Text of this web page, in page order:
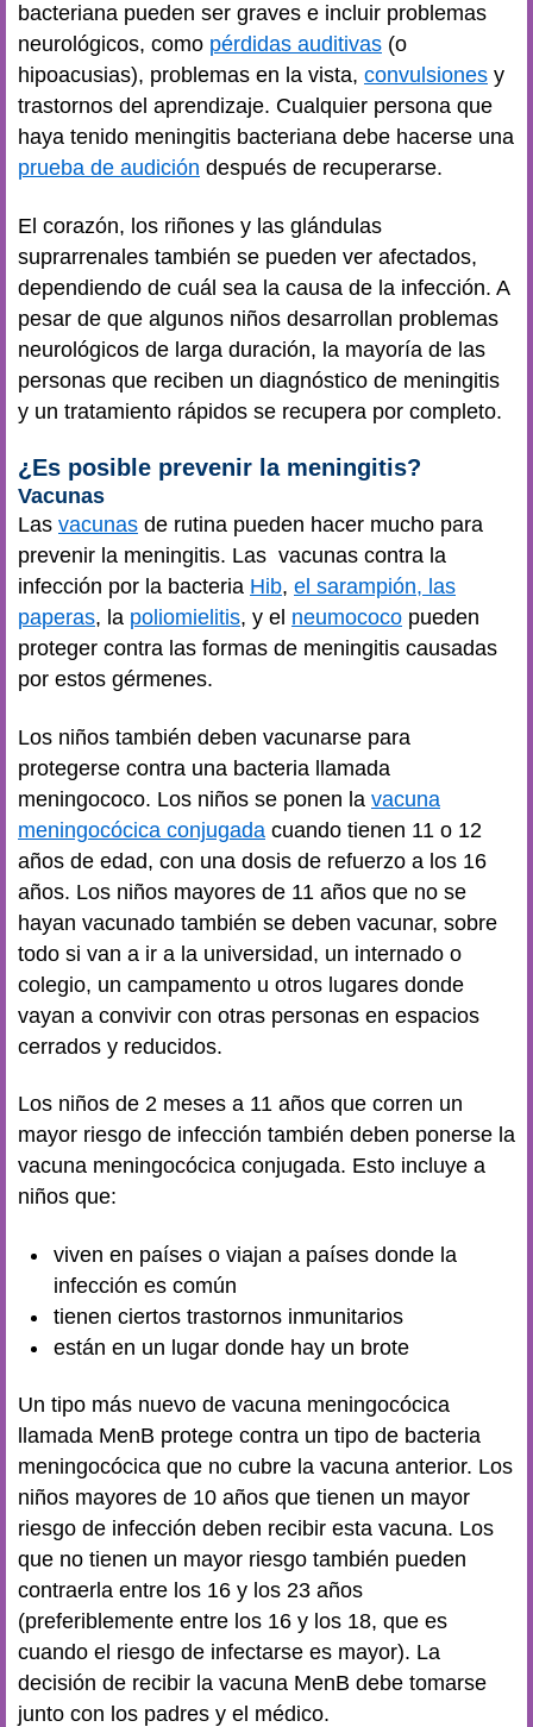
bacteriana pueden ser graves e incluir problemas
neurológicos, como pérdidas auditivas (o
hipoacusias), problemas en la vista, convulsiones y
trastornos del aprendizaje. Cualquier persona que
haya tenido meningitis bacteriana debe hacerse una
prueba de audición después de recuperarse.
El corazón, los riñones y las glándulas
suprarrenales también se pueden ver afectados,
dependiendo de cuál sea la causa de la infección. A
pesar de que algunos niños desarrollan problemas
neurológicos de larga duración, la mayoría de las
personas que reciben un diagnóstico de meningitis
y un tratamiento rápidos se recupera por completo.
¿Es posible prevenir la meningitis?
Vacunas
Las vacunas de rutina pueden hacer mucho para
prevenir la meningitis. Las vacunas contra la
infección por la bacteria Hib, el sarampión, las
paperas, la poliomielitis, y el neumococo pueden
proteger contra las formas de meningitis causadas
por estos gérmenes.
Los niños también deben vacunarse para
protegerse contra una bacteria llamada
meningococo. Los niños se ponen la vacuna
meningocócica conjugada cuando tienen 11 o 12
años de edad, con una dosis de refuerzo a los 16
años. Los niños mayores de 11 años que no se
hayan vacunado también se deben vacunar, sobre
todo si van a ir a la universidad, un internado o
colegio, un campamento u otros lugares donde
vayan a convivir con otras personas en espacios
cerrados y reducidos.
Los niños de 2 meses a 11 años que corren un
mayor riesgo de infección también deben ponerse la
vacuna meningocócica conjugada. Esto incluye a
niños que:
viven en países o viajan a países donde la
infección es común
tienen ciertos trastornos inmunitarios
están en un lugar donde hay un brote
Un tipo más nuevo de vacuna meningocócica
llamada MenB protege contra un tipo de bacteria
meningocócica que no cubre la vacuna anterior. Los
niños mayores de 10 años que tienen un mayor
riesgo de infección deben recibir esta vacuna. Los
que no tienen un mayor riesgo también pueden
contraerla entre los 16 y los 23 años
(preferiblemente entre los 16 y los 18, que es
cuando el riesgo de infectarse es mayor). La
decisión de recibir la vacuna MenB debe tomarse
junto con los padres y el médico.